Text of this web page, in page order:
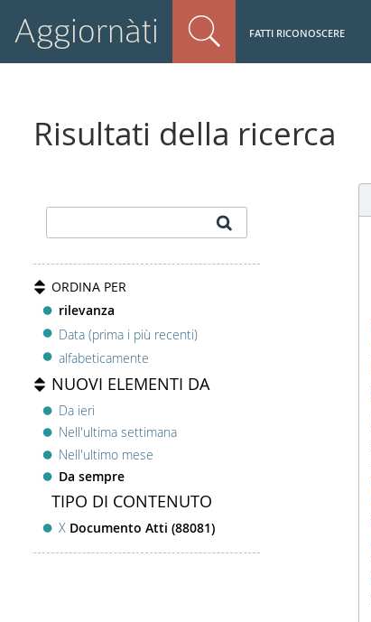
Aggiornàti FATTI RICONOSCERE
Risultati della ricerca
ORDINA PER
rilevanza
Data (prima i più recenti)
alfabeticamente
NUOVI ELEMENTI DA
Da ieri
Nell'ultima settimana
Nell'ultimo mese
Da sempre
TIPO DI CONTENUTO
X Documento Atti (88081)